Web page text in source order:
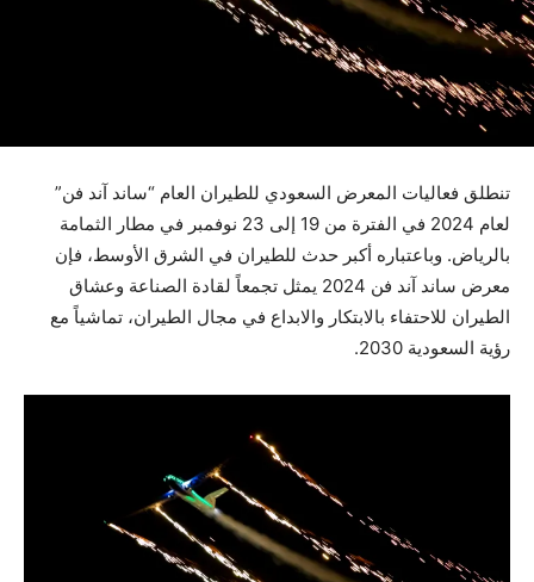
تنطلق فعاليات المعرض السعودي للطيران العام “ساند آند فن”
لعام 2024 في الفترة من 19 إلى 23 نوفمبر في مطار الثمامة
بالرياض. وباعتباره أكبر حدث للطيران في الشرق الأوسط، فإن
معرض ساند آند فن 2024 يمثل تجمعاً لقادة الصناعة وعشاق
الطيران للاحتفاء بالابتكار والابداع في مجال الطيران، تماشياً مع
رؤية السعودية 2030.